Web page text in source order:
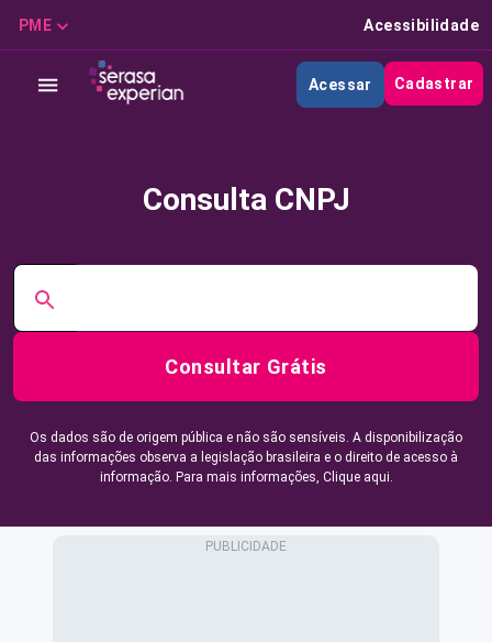
PME Acessibilidade
Acessar Cadastrar
Consulta CNPJ
Consultar Grátis
Os dados são de origem pública e não são sensíveis. A disponibilização
das informações observa a legislação brasileira e o direito de acesso à
informação. Para mais informações, Clique aqui.